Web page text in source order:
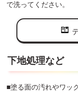
で洗ってください。
下地処理など
■塗る面の汚れやワッ